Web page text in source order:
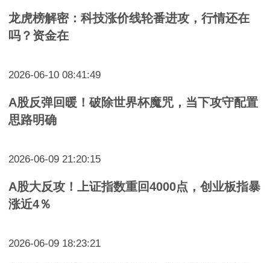
龙虎榜解密：科技涨价线轮番进攻，行情还在
吗？资金在
2026-06-10 08:41:49
A股反弹回暖！破除世界杯魔咒，当下攻守配置
思路明确
2026-06-09 21:20:15
A股大反攻！上证指数重回4000点，创业板指暴
涨近4％
2026-06-09 18:23:21